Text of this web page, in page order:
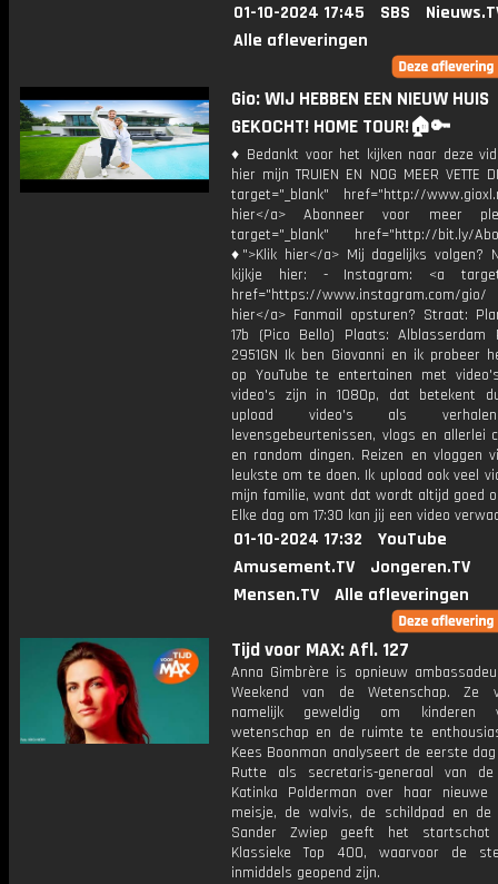
01-10-2024 17:45 SBS
Alle afleveringen
Gio: WIJ HEBBEN EEN NIEUW HUIS
GEKOCHT! HOME TOUR!🏠🔑
♦ Bedankt voor het kijken naar deze
hier mijn TRUIEN EN NOG MEER VETTE
target="_blank" href="http://
hier</a> Abonneer voor meer
target="_blank" href="http://bit.ly/
♦">Klik hier</a> Mij dagelijks volgen?
kijkje hier: - Instagram: <a
href="https://www.instagram.com/
hier</a> Fanmail opsturen? Straat:
17b (Pico Bello) Plaats: Alblasserdam
2951GN Ik ben Giovanni en ik probeer
op YouTube te entertainen met
video's zijn in 1080p, dat betekent
upload video's als
levensgebeurtenissen, vlogs en allerlei
en random dingen. Reizen en vloggen
leukste om te doen. Ik upload ook veel
mijn familie, want dat wordt altijd goed
Elke dag om 17:30 kan jij een video
01-10-2024 17:32
YouTube
Amusement.TV
Jongeren.TV
Mensen.TV
Alle afleveringen
Tijd voor MAX: Afl. 127
Anna Gimbrère is opnieuw
Weekend van de Wetenschap. Ze
namelijk geweldig om kinderen
wetenschap en de ruimte te
Kees Boonman analyseert de eerste
Rutte als secretaris-generaal van de
Katinka Polderman over haar nieuwe
meisje, de walvis, de schildpad en
Sander Zwiep geeft het
Klassieke Top 400, waarvoor de
inmiddels geopend zijn.